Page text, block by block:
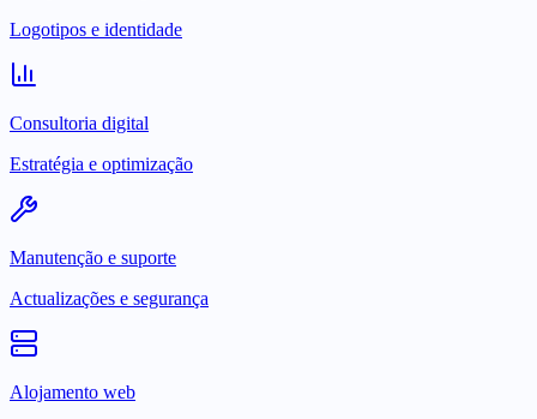
Logotipos e identidade
Consultoria digital
Estratégia e optimização
Manutenção e suporte
Actualizações e segurança
Alojamento web